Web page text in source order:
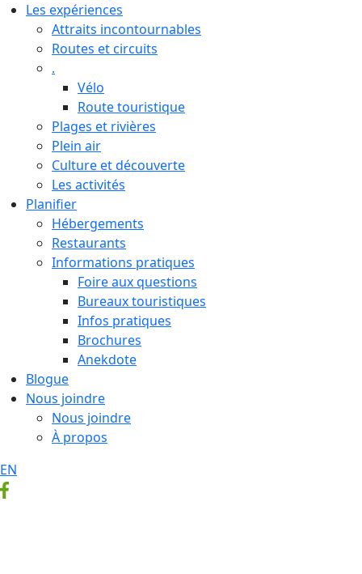
Les expériences
Attraits incontournables
Routes et circuits
.
Vélo
Route touristique
Plages et rivières
Plein air
Culture et découverte
Les activités
Planifier
Hébergements
Restaurants
Informations pratiques
Foire aux questions
Bureaux touristiques
Infos pratiques
Brochures
Anekdote
Blogue
Nous joindre
Nous joindre
À propos
EN